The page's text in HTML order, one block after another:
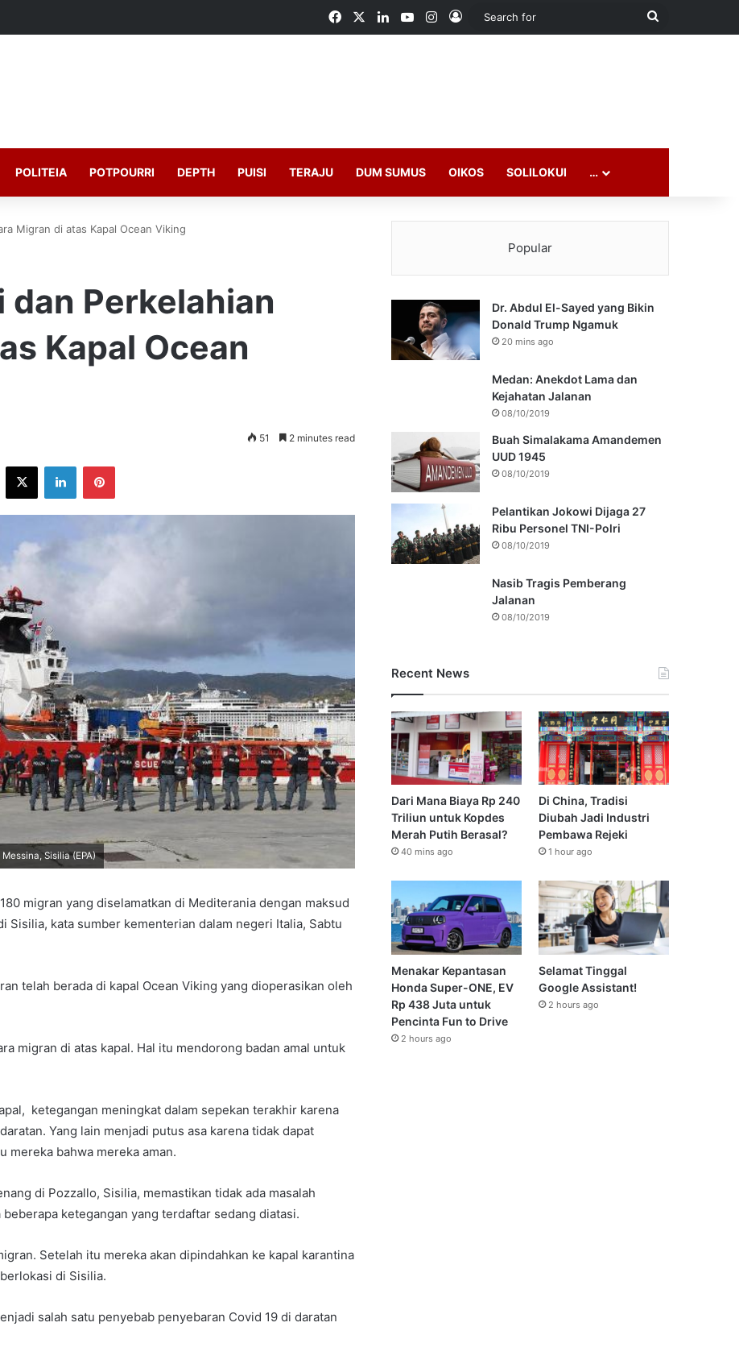
FacebookLinkedInYouTubeInstagram
Log In
Search
POLITEIA POTPOURRI DEPTH PUISI TERAJU DUM SUMUS OIKOS SOLILOKUI …
Migran di atas Kapal Ocean Viking
dan Perkelahian
Kapal Ocean
51 2 minutes read
X LinkedInPinterest
Sisilia (EPA)
migran yang diselamatkan di Mediterania dengan maksud
Sisilia, kata sumber kementerian dalam negeri Italia, Sabtu
telah berada di kapal Ocean Viking yang dioperasikan oleh
migran di atas kapal. Hal itu mendorong badan amal untuk
ketegangan meningkat dalam sepekan terakhir karena
Yang lain menjadi putus asa karena tidak dapat
mereka bahwa mereka aman.
di Pozzallo, Sisilia, memastikan tidak ada masalah
ketegangan yang terdaftar sedang diatasi.
Setelah itu mereka akan dipindahkan ke kapal karantina
di Sisilia.
salah satu penyebab penyebaran Covid 19 di daratan
Popular
Dr. Abdul El-Sayed yang Bikin
Donald Trump Ngamuk
20 mins ago
Medan: Anekdot Lama dan
Kejahatan Jalanan
08/10/2019
Buah Simalakama Amandemen
UUD 1945
08/10/2019
Pelantikan Jokowi Dijaga 27
Ribu Personel TNI-Polri
08/10/2019
Nasib Tragis Pemberang
Jalanan
08/10/2019
Recent News
Dari Mana Biaya Rp 240
Triliun untuk Kopdes
Merah Putih Berasal?
40 mins ago
Di China, Tradisi
Diubah Jadi Industri
Pembawa Rejeki
1 hour ago
Menakar Kepantasan
Honda Super-ONE, EV
Rp 438 Juta untuk
Pencinta Fun to Drive
2 hours ago
Selamat Tinggal
Google Assistant!
2 hours ago